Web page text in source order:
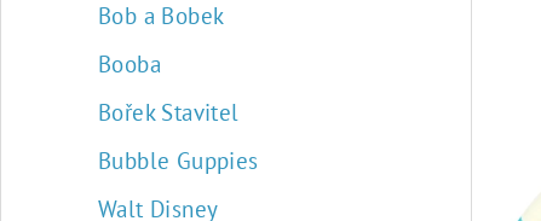
Bob a Bobek
Booba
Bořek Stavitel
Bubble Guppies
Walt Disney